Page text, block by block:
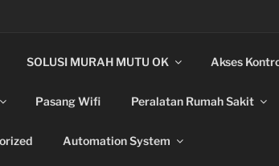
SOLUSI MURAH MUTU OK Akses
Pasang Wifi Peralatan Rumah Sakit
Automation System